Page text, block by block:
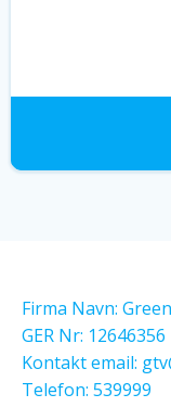
Firma Navn:
GER Nr: 12646356
Kontakt email:
Telefon: 539999